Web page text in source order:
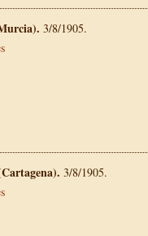
3/8/1905.
3/8/1905.